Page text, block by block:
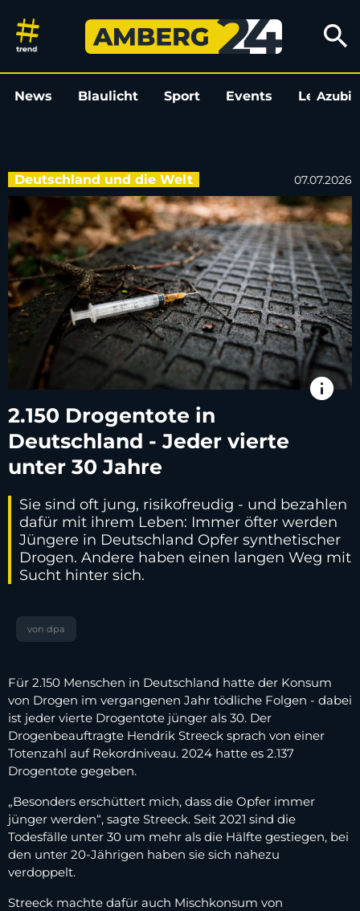
2.150 Drogentote in
search
News Blaulicht Sport Events LeoAzubi
Deutschland und die Welt 07.07.2026
info
2.150 Drogentote in
Deutschland - Jeder vierte
unter 30 Jahre
Sie sind oft jung, risikofreudig - und bezahlen
dafür mit ihrem Leben: Immer öfter werden
Jüngere in Deutschland Opfer synthetischer
Drogen. Andere haben einen langen Weg mit
Sucht hinter sich.
von dpa
Für 2.150 Menschen in Deutschland hatte der Konsum
von Drogen im vergangenen Jahr tödliche Folgen - dabei
ist jeder vierte Drogentote jünger als 30. Der
Drogenbeauftragte Hendrik Streeck sprach von einer
Totenzahl auf Rekordniveau. 2024 hatte es 2.137
Drogentote gegeben.
„Besonders erschüttert mich, dass die Opfer immer
jünger werden“, sagte Streeck. Seit 2021 sind die
Todesfälle unter 30 um mehr als die Hälfte gestiegen, bei
den unter 20-Jährigen haben sie sich nahezu
verdoppelt.
Streeck machte dafür auch Mischkonsum von